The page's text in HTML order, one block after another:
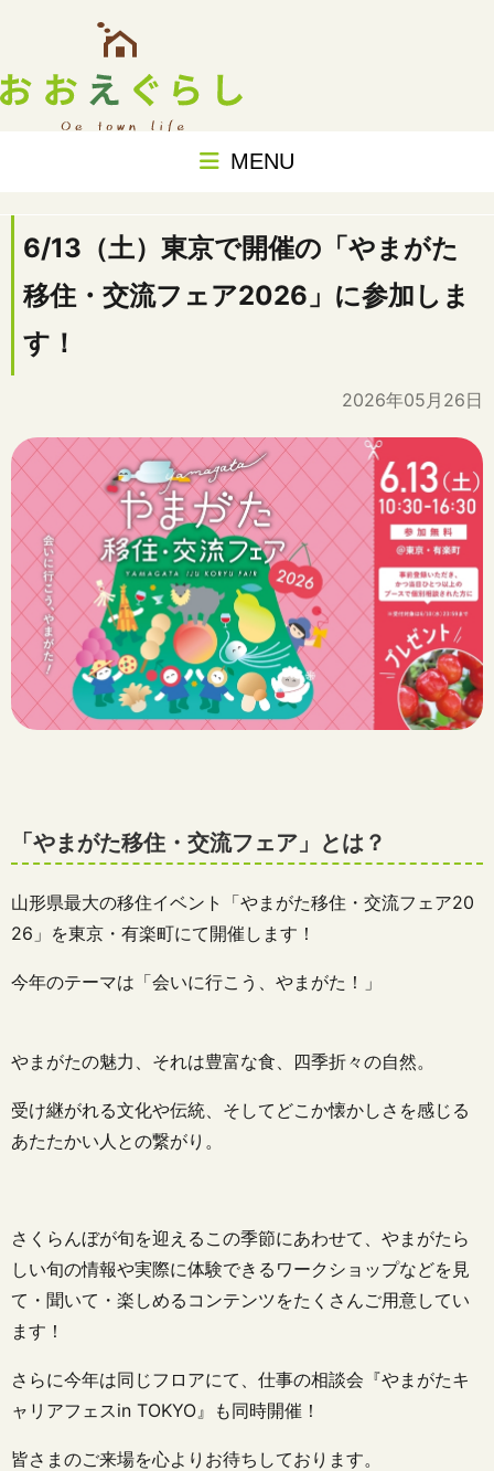
MENU
6/13（土）東京で開催の「やまがた
移住・交流フェア2026」に参加しま
す！
2026年05月26日
「やまがた移住・交流フェア」とは？
山形県最大の移住イベント「やまがた移住・交流フェア20
26」を東京・有楽町にて開催します！
今年のテーマは「会いに行こう、やまがた！」
やまがたの魅力、それは豊富な食、四季折々の自然。
受け継がれる文化や伝統、そしてどこか懐かしさを感じる
あたたかい人との繋がり。
さくらんぼが旬を迎えるこの季節にあわせて、やまがたら
しい旬の情報や実際に体験できるワークショップなどを見
て・聞いて・楽しめるコンテンツをたくさんご用意してい
ます！
さらに今年は同じフロアにて、仕事の相談会『やまがたキ
ャリアフェスin TOKYO』も同時開催！
皆さまのご来場を心よりお待ちしております。